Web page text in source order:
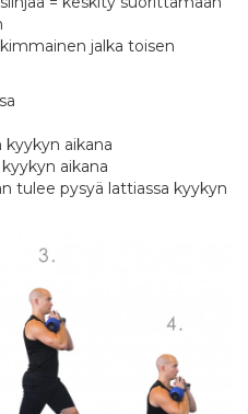
jalka toisen
kyykyn aikana
aikana
tulee pysyä lattiassa kyykyn